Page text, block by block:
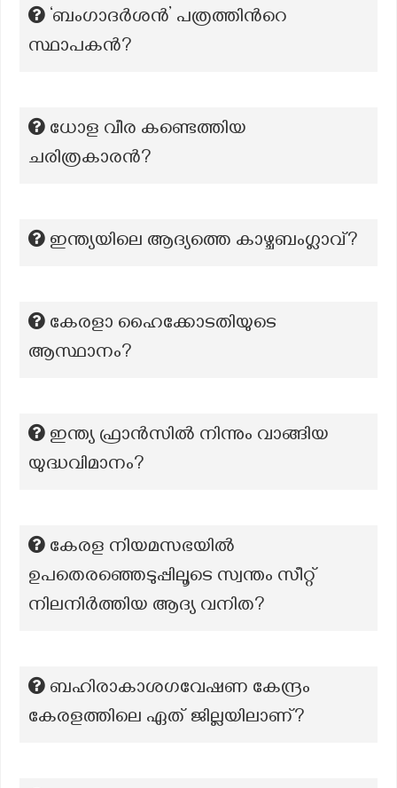
‘ബംഗാദർശൻ’ പത്രത്തിന്‍റെ
സ്ഥാപകന്‍?
ധോള വീര കണ്ടെത്തിയ
ചരിത്രകാരൻ?
ഇന്ത്യയിലെ ആദ്യത്തെ കാഴ്ചബംഗ്ലാവ്?
കേരളാ ഹൈക്കോടതിയുടെ
ആസ്ഥാനം?
ഇന്ത്യ ഫ്രാൻസിൽ നിന്നും വാങ്ങിയ
യുദ്ധവിമാനം?
കേരള നിയമസഭയിൽ
ഉപതെരഞ്ഞെടുപ്പിലൂടെ സ്വന്തം സീറ്റ്
നിലനിർത്തിയ ആദ്യ വനിത?
ബഹിരാകാശഗവേഷണ കേന്ദ്രം
കേരളത്തിലെ ഏത് ജില്ലയിലാണ്?